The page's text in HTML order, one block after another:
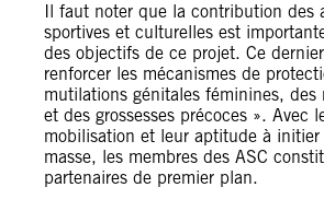
Il faut noter que la contribution des
sportives et culturelles est
des objectifs de ce projet. Ce
renforcer les mécanismes de
mutilations génitales féminines, des
et des grossesses précoces ». Avec
mobilisation et leur aptitude à initier
masse, les membres des ASC
partenaires de premier plan.